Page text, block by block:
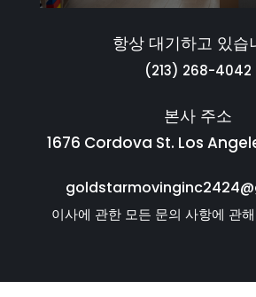
항상 대기하고 있습
(213) 268-4042
본사 주소
1676 Cordova St. Los
이사에 관한 모든 문의 사항에 관